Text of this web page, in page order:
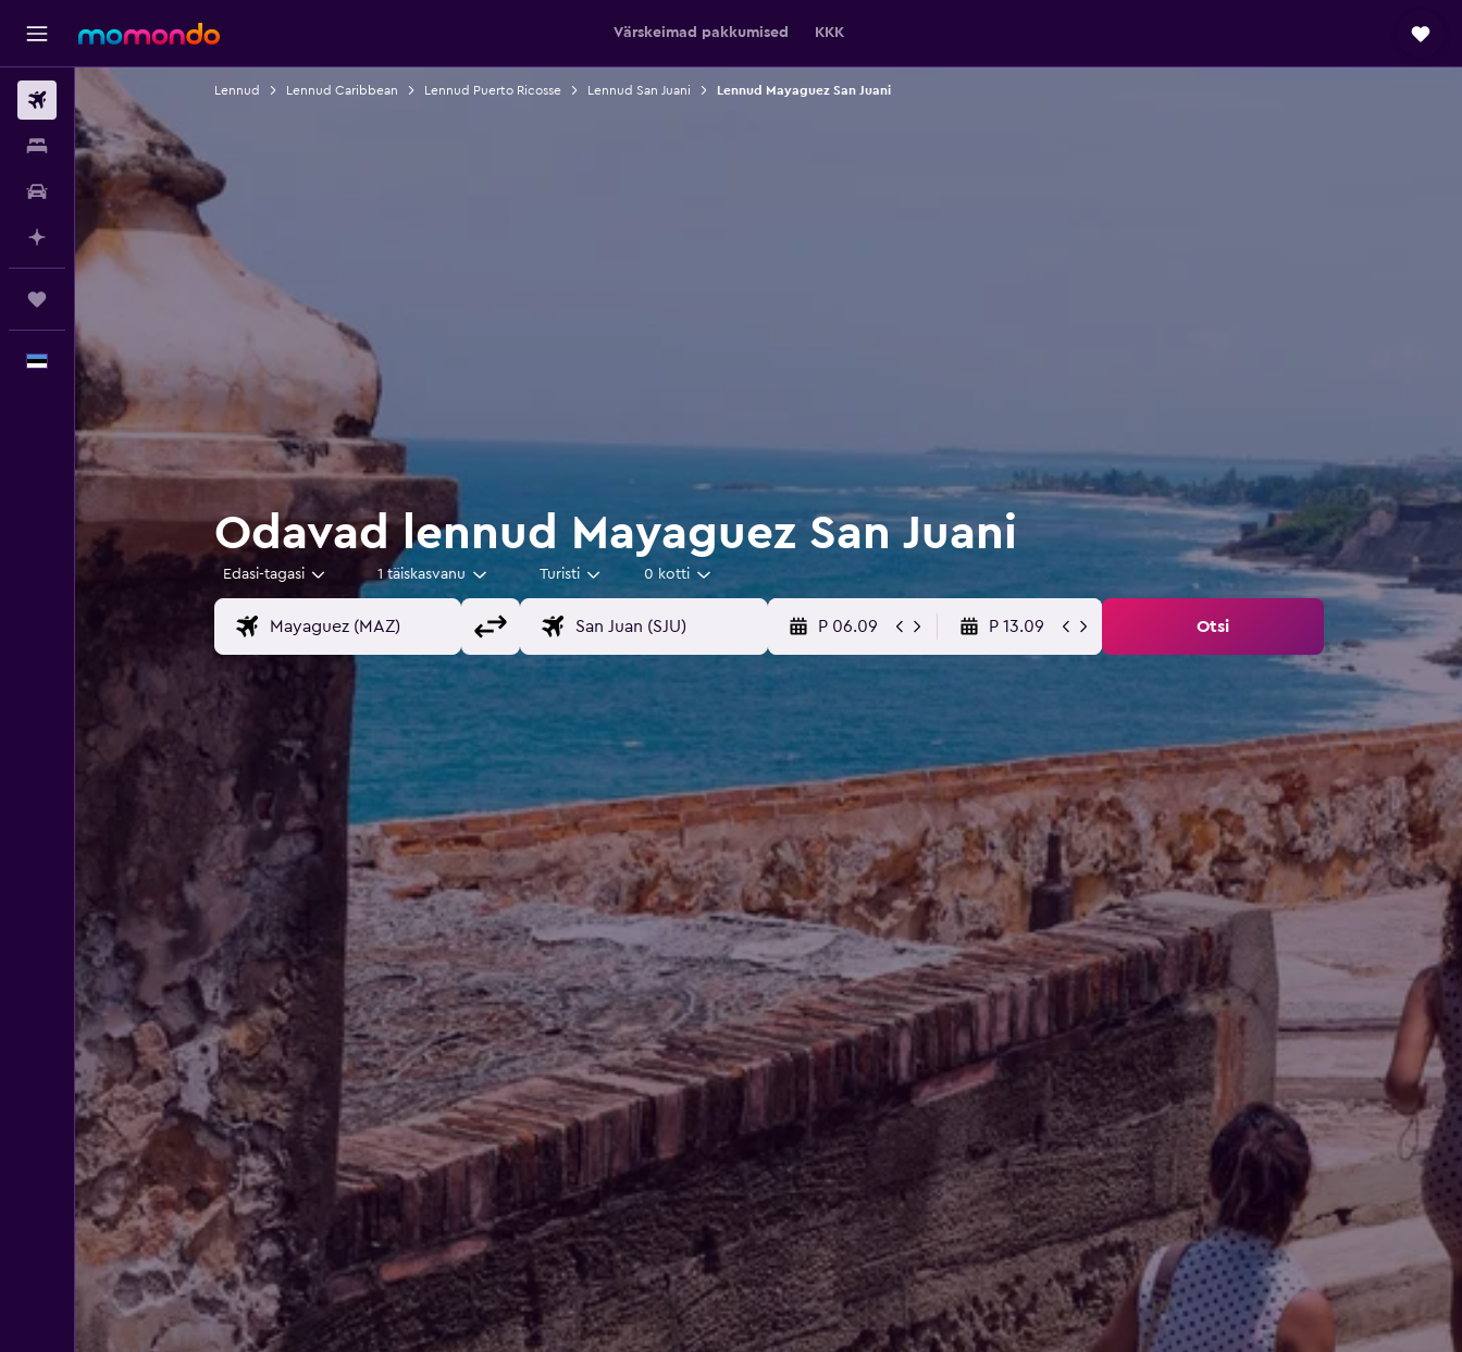
Värskeimad pakkumised KKK
Majutus
Autorent
Planeeri AI-ga
Eesti
Lennud Lennud Caribbean Lennud Puerto Ricosse Lennud San Juani Lennud Mayaguez San Juani
Odavad lennud Mayaguez San Juani
Edasi-tagasi 1 täiskasvanu Turisti 0 kotti
P 06.09 P 13.09 Otsi